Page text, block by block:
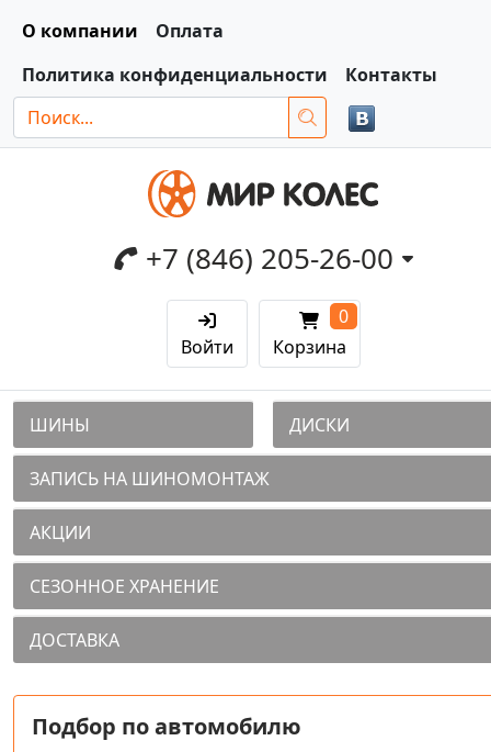
О компании
Оплата
Политика конфиденциальности
Контакты
+7 (846) 205-26-00
Войти Корзина
0
ШИНЫ ДИСКИ
ЗАПИСЬ НА ШИНОМОНТАЖ
АКЦИИ
СЕЗОННОЕ ХРАНЕНИЕ
ДОСТАВКА
Подбор по автомобилю